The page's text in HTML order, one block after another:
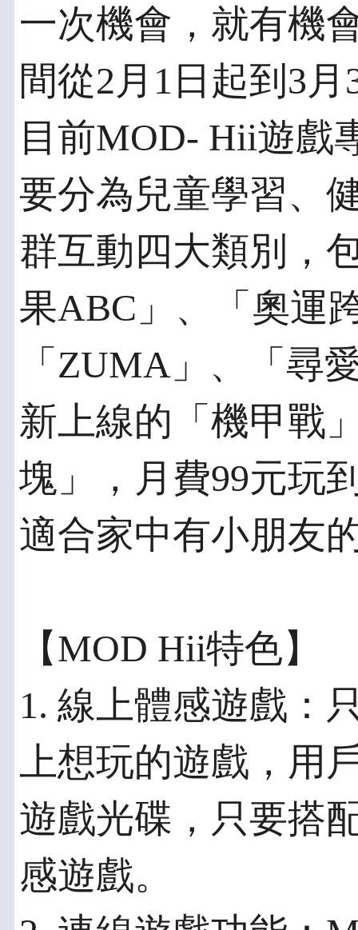
一次機會，就有機
間從2月1日起到3月
目前MOD- Hii遊戲
要分為兒童學習、
群互動四大類別，
果ABC」、「奧運
「ZUMA」、「尋
新上線的「機甲戰
塊」，月費99元玩
適合家中有小朋友
【MOD Hii特色】
1. 線上體感遊戲：
上想玩的遊戲，用
遊戲光碟，只要搭
感遊戲。